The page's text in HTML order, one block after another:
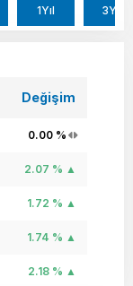
1Yıl 3Yıl
Değişim
0.00 %
2.07 %
1.72 %
1.74 %
2.18 %